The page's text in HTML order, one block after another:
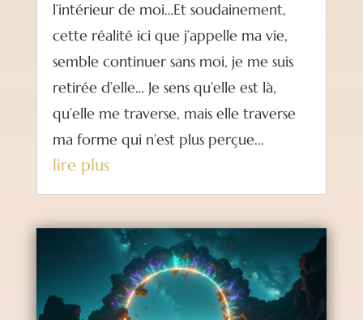
l’intérieur de moi…Et soudainement,
cette réalité ici que j’appelle ma vie,
semble continuer sans moi, je me suis
retirée d’elle… Je sens qu’elle est là,
qu’elle me traverse, mais elle traverse
ma forme qui n’est plus perçue...
lire plus